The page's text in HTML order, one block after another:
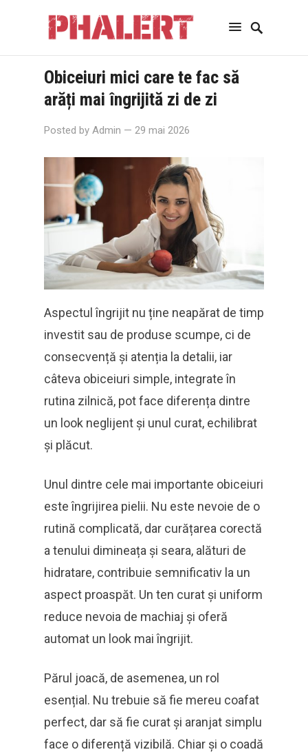
Obiceiuri mici care te fac să
arăți mai îngrijită zi de zi
Posted by Admin — 29 mai 2026
Aspectul îngrijit nu ține neapărat de timp
investit sau de produse scumpe, ci de
consecvență și atenția la detalii, iar
câteva obiceiuri simple, integrate în
rutina zilnică, pot face diferența dintre
un look neglijent și unul curat, echilibrat
și plăcut.
Unul dintre cele mai importante obiceiuri
este îngrijirea pielii. Nu este nevoie de o
rutină complicată, dar curățarea corectă
a tenului dimineața și seara, alături de
hidratare, contribuie semnificativ la un
aspect proaspăt. Un ten curat și uniform
reduce nevoia de machiaj și oferă
automat un look mai îngrijit.
Părul joacă, de asemenea, un rol
esențial. Nu trebuie să fie mereu coafat
perfect, dar să fie curat și aranjat simplu
face o diferență vizibilă. Chiar și o coadă